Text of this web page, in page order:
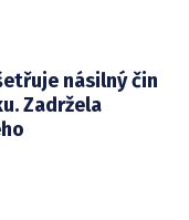
násilný čin
Zadržela